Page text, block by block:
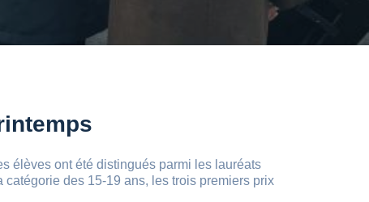
élèves ont été distingués parmi les lauréats
des 15-19 ans, les trois premiers prix